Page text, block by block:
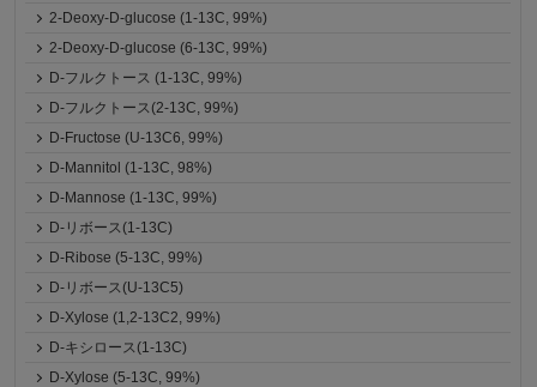
2-Deoxy-D-glucose (1-13C, 99%)
2-Deoxy-D-glucose (6-13C, 99%)
D-フルクトース (1-13C, 99%)
D-フルクトース(2-13C, 99%)
D-Fructose (U-13C6, 99%)
D-Mannitol (1-13C, 98%)
D-Mannose (1-13C, 99%)
D-リボース(1-13C)
D-Ribose (5-13C, 99%)
D-リボース(U-13C5)
D-Xylose (1,2-13C2, 99%)
D-キシロース(1-13C)
D-Xylose (5-13C, 99%)